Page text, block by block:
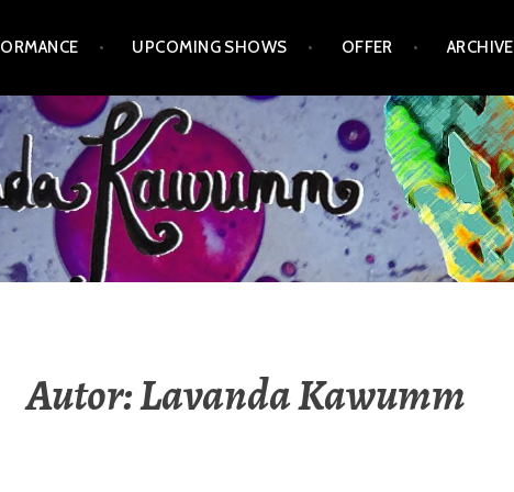
UPCOMING SHOWS OFFER ARCHIVE
Autor:Lavanda Kawumm